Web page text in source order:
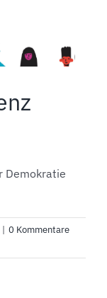
Demokratie
| 0 Kommentare